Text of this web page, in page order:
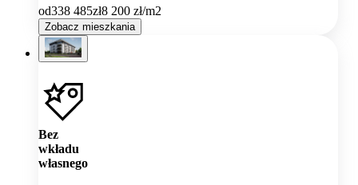
od338 485zł8 200 zł/m2
Zobacz mieszkania
Bez
wkładu
własnego